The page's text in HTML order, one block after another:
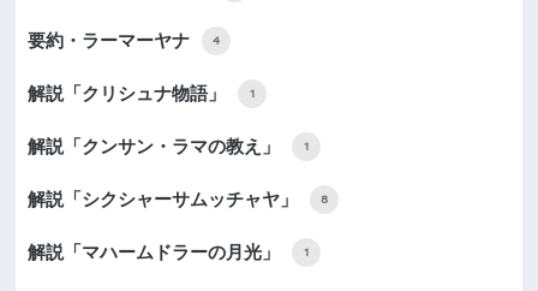
要約・ラーマーヤナ 4
解説「クリシュナ物語」 1
解説「クンサン・ラマの教え」 1
解説「シクシャーサムッチャヤ」 8
解説「マハームドラーの月光」 1